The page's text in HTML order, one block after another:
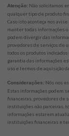
Atenção: Não solicitamos
qualquer tipo de produto
Caso isto aconteça nos
manter todas informações
podem divergir das
provedores de serviços de
todos os produtos
garantia das informações
uso e termos de aquisição
Considerações: Nós nos
Estas informações podem
financeiras, provedores de
instituições não parceiras,
informações estarem
instituições financeiras e